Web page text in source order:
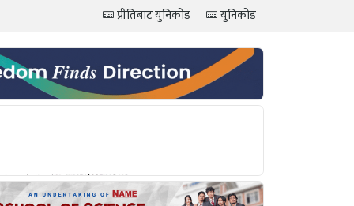
प्रीतिबाट युनिकोड युनिकोड